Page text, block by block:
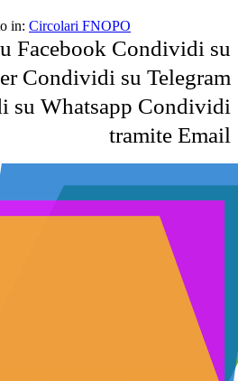
in: Circolari FNOPO
Facebook Condividi su
Condividi su Telegram
su Whatsapp Condividi
tramite Email